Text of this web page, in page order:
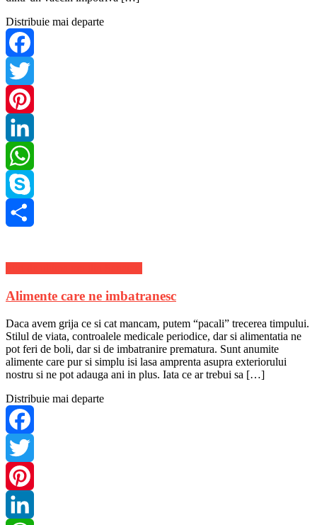
Distribuie mai departe
Facebook
Twitter
Pinterest
LinkedIn
WhatsApp
Skype
Alimente care ne imbatranesc
Daca avem grija ce si cat mancam, putem “pacali” trecerea timpului.
Stilul de viata, controalele medicale periodice, dar si alimentatia ne
pot feri de boli, dar si de imbatranire prematura. Sunt anumite
alimente care pur si simplu isi lasa amprenta asupra exteriorului
nostru si ne pot adauga ani in plus. Iata ce ar trebui sa […]
Distribuie mai departe
Facebook
Twitter
Pinterest